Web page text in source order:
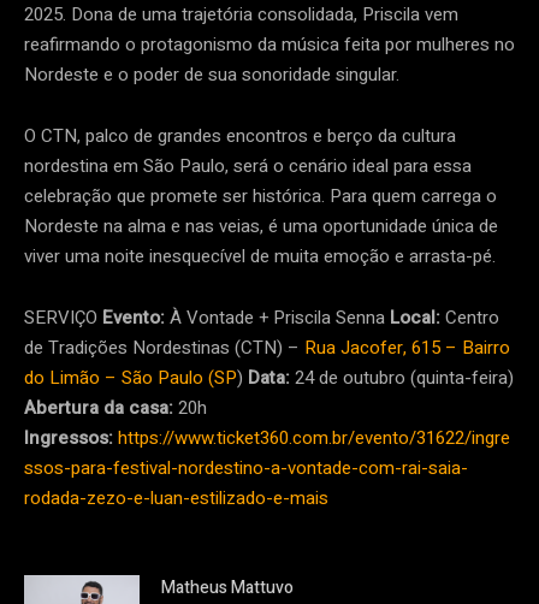
2025. Dona de uma trajetória consolidada, Priscila vem
reafirmando o protagonismo da música feita por mulheres no
Nordeste e o poder de sua sonoridade singular.
O CTN, palco de grandes encontros e berço da cultura
nordestina em São Paulo, será o cenário ideal para essa
celebração que promete ser histórica. Para quem carrega o
Nordeste na alma e nas veias, é uma oportunidade única de
viver uma noite inesquecível de muita emoção e arrasta-pé.
SERVIÇO Evento:À Vontade + Priscila Senna Local:Centro
de Tradições Nordestinas (CTN) – Rua Jacofer, 615 – Bairro
do Limão – São Paulo (SP) Data:24 de outubro (quinta-feira)
Abertura da casa:20h
Ingressos:https://www.ticket360.com.br/evento/31622/ingre
ssos-para-festival-nordestino-a-vontade-com-rai-saia-
rodada-zezo-e-luan-estilizado-e-mais
Matheus Mattuvo